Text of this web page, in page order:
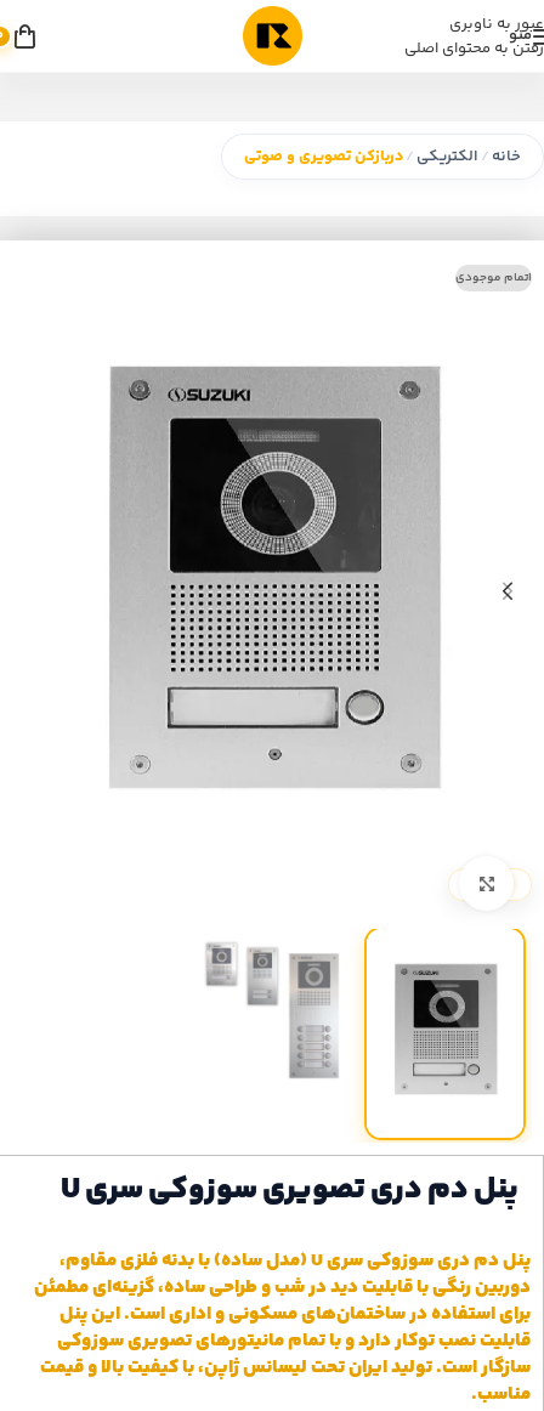
عبور به ناوبری
رفتن به محتوای اصلی
منو
خانه / الکتریکی /دربازکن تصویری و صوتی
اتمام موجودی
بزرگنمایی تصویر
پنل دم دری تصویری سوزوکی سری U
پنل دم دری سوزوکی سری U (مدل ساده) با بدنه فلزی مقاوم،
دوربین رنگی با قابلیت دید در شب و طراحی ساده، گزینه‌ای مطمئن
برای استفاده در ساختمان‌های مسکونی و اداری است. این پنل
قابلیت نصب توکار دارد و با تمام مانیتورهای تصویری سوزوکی
سازگار است. تولید ایران تحت لیسانس ژاپن، با کیفیت بالا و قیمت
مناسب.